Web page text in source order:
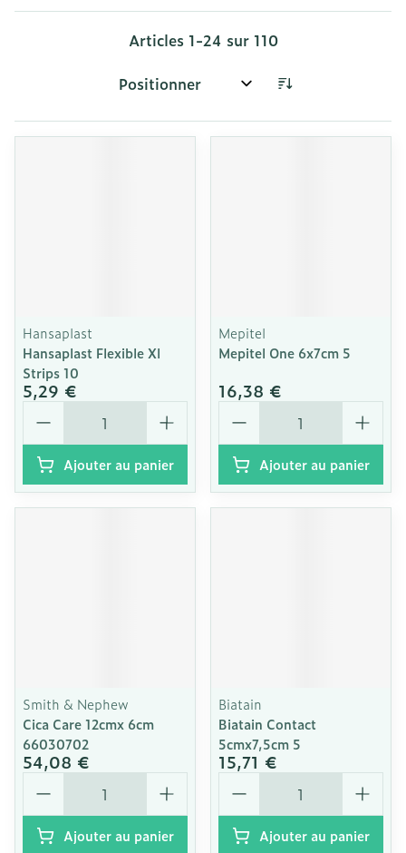
Articles 1-24 sur 110
Trier par:
Hansaplast
Hansaplast Flexible Xl
Strips 10
5,29 €
Quantité
Ajouter au panier
Mepitel
Mepitel One 6x7cm 5
16,38 €
Quantité
Ajouter au panier
Smith & Nephew
Cica Care 12cmx 6cm
66030702
54,08 €
Quantité
Ajouter au panier
Biatain
Biatain Contact
5cmx7,5cm 5
15,71 €
Quantité
Ajouter au panier